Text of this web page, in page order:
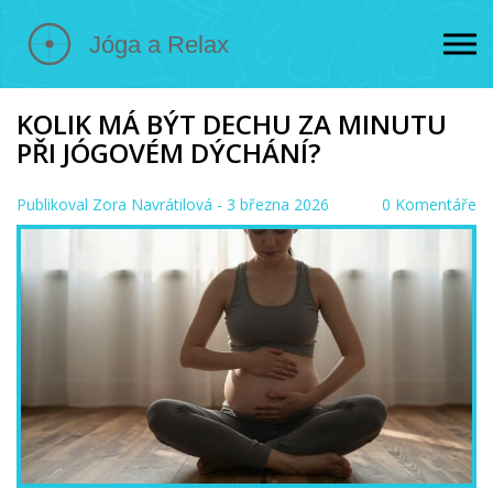
KOLIK MÁ BÝT DECHU ZA MINUTU
PŘI JÓGOVÉM DÝCHÁNÍ?
Publikoval Zora Navrátilová - 3 března 2026 0 Komentáře